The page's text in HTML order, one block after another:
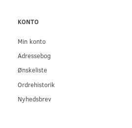
KONTO
Min konto
Adressebog
Ønskeliste
Ordrehistorik
Nyhedsbrev